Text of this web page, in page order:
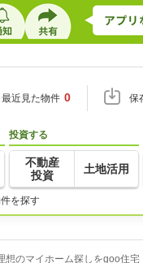
最近見た物件 0 保
投資する
不動産
投資
土地活用
を探す
のマイホーム探しをgoo住宅